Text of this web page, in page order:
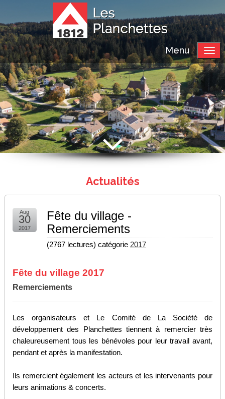
Menu
Actualités
Fête du village -
Remerciements
(2767 lectures) catégorie 2017
Aug
30
2017
Fête du village 2017
Remerciements
Les organisateurs et Le Comité de La Société de
développement des Planchettes tiennent à remercier très
chaleureusement tous les bénévoles pour leur travail avant,
pendant et après la manifestation.
Ils remercient également les acteurs et les intervenants pour
leurs animations & concerts.